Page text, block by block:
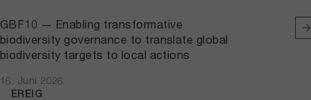
GBF10 — Enabling transformative
biodiversity governance to translate global
biodiversity targets to local actions
16. Juni 2026
EREIG